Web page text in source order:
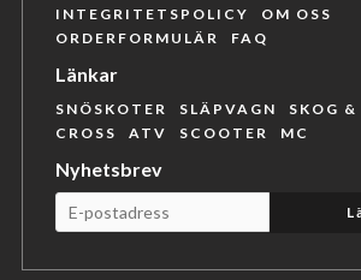
INTEGRITETSPOLICY
OM OSS
ORDERFORMULÄR
FAQ
Länkar
SNÖSKOTER SLÄPVAGN
SKOG
CROSS
ATV SCOOTER MC
Nyhetsbrev